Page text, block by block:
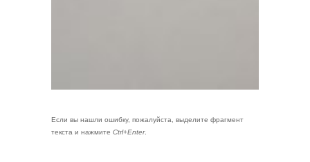
Если вы нашли ошибку, пожалуйста, выделите фрагмент
текста и нажмите Ctrl+Enter.